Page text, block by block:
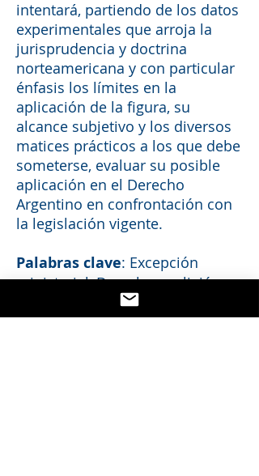
intentará, partiendo de los datos
experimentales que arroja la
jurisprudencia y doctrina
norteamericana y con particular
énfasis los límites en la
aplicación de la figura, su
alcance subjetivo y los diversos
matices prácticos a los que debe
someterse, evaluar su posible
aplicación en el Derecho
Argentino en confrontación con
la legislación vigente.
Palabras clave: Excepción
ministerial, Derecho y religión,
Discriminación laboral, Libertad
religiosa.